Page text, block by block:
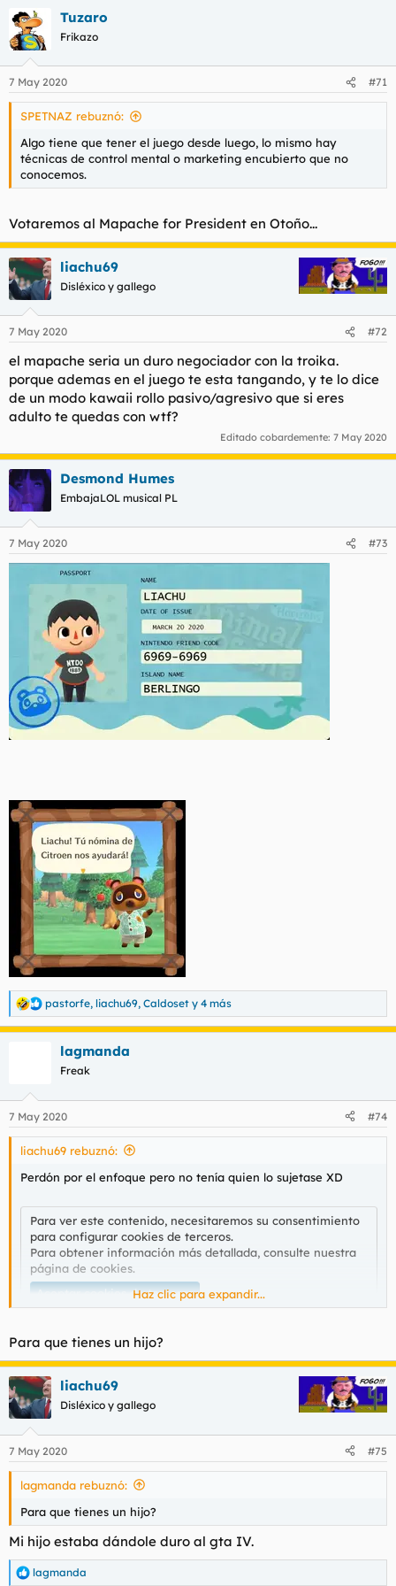
Tuzaro
Frikazo
7 May 2020 #71
SPETNAZ rebuznó:
Algo tiene que tener el juego desde luego, lo mismo hay
técnicas de control mental o marketing encubierto que no
conocemos.
Votaremos al Mapache for President en Otoño...
liachu69
Disléxico y gallego
7 May 2020 #72
el mapache seria un duro negociador con la troika.
porque ademas en el juego te esta tangando, y te lo dice
de un modo kawaii rollo pasivo/agresivo que si eres
adulto te quedas con wtf?
Editado cobardemente: 7 May 2020
Desmond Humes
EmbajaLOL musical PL
7 May 2020 #73
R
e
a
e
s
pastorfe, liachu69, Caldoset y 4 más
lagmanda
Freak
7 May 2020 #74
liachu69 rebuznó:
Perdón por el enfoque pero no tenía quien lo sujetase XD
Para ver este contenido, necesitaremos su consentimiento
para configurar cookies de terceros.
Para obtener información más detallada, consulte nuestra
página de cookies.
Aceptar cookies de tercerosHaz clic para expandir...
Para que tienes un hijo?
liachu69
Disléxico y gallego
7 May 2020 #75
lagmanda rebuznó:
Para que tienes un hijo?
Mi hijo estaba dándole duro al gta IV.
R
lagmanda